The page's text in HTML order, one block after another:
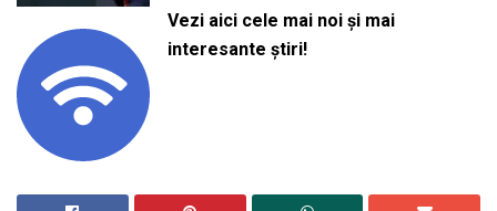
Vezi aici cele mai noi și mai
interesante știri!